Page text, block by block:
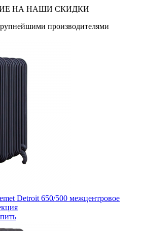
НА НАШИ СКИДКИ
производителями
Detroit 650/500 межцентровое